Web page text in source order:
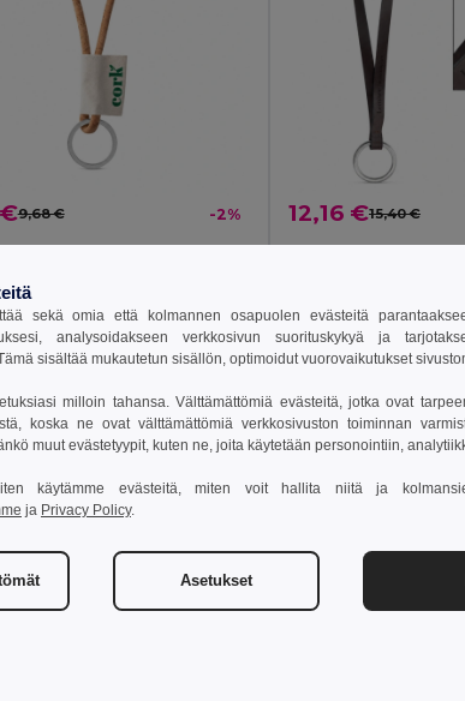
9,68 € -2%
Ostokoriin
12,16 €15,40 €
Lisää
PT Made in PT
sekä omia että kolmannen osapuolen evästeitä
analysoidakseen verkkosivun suorituskykyä ja
sisältää mukautetun sisällön, optimoidut vuorovaikutukset
milloin tahansa. Välttämättömiä evästeitä, jotka ovat
koska ne ovat välttämättömiä verkkosivuston toiminnan
muut evästetyypit, kuten ne, joita käytetään personointiin,
käytämme evästeitä, miten voit hallita niitä ja
ja Privacy Policy.
Asetukset